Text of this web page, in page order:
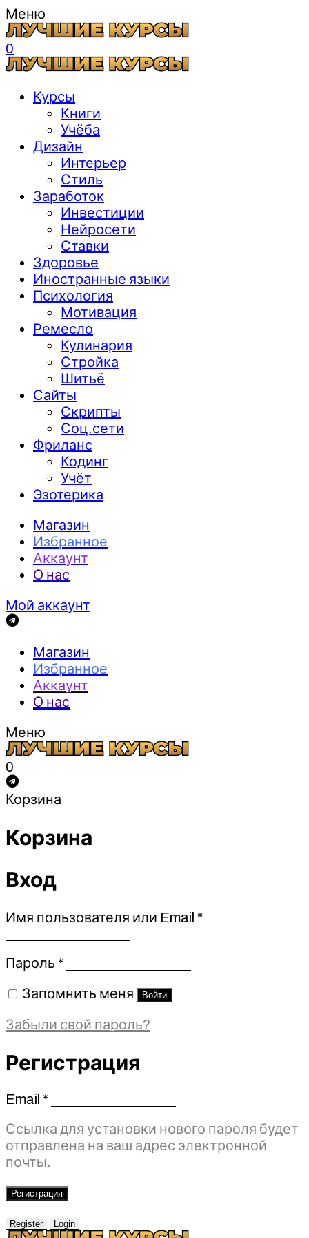
Меню
0
Курсы
Книги
Учёба
Дизайн
Интерьер
Стиль
Заработок
Инвестиции
Нейросети
Ставки
Здоровье
Иностранные языки
Психология
Мотивация
Ремесло
Кулинария
Стройка
Шитьё
Сайты
Скрипты
Соц.сети
Фриланс
Кодинг
Учёт
Эзотерика
Магазин
Избранное
Аккаунт
О нас
Мой аккаунт
Магазин
Избранное
Аккаунт
О нас
Меню
0
Корзина
Корзина
Вход
Имя пользователя или Email *Обязательно
Пароль *Обязательно
Запомнить меня Войти
Забыли свой пароль?
Регистрация
Email *Обязательно
Ссылка для установки нового пароля будет
отправлена ​​на ваш адрес электронной
почты.
Регистрация
Register Login